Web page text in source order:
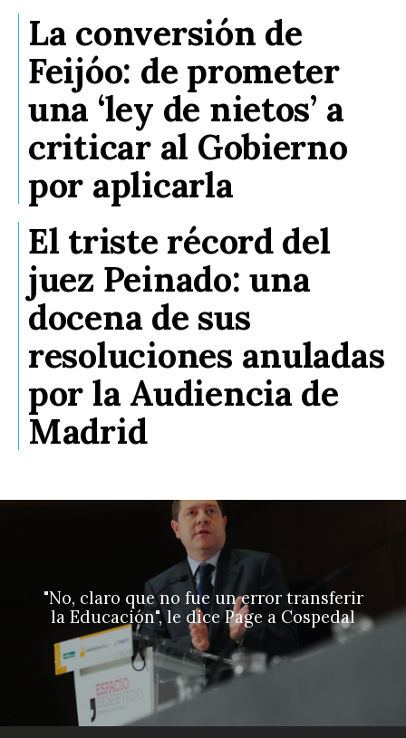
La conversión de
Feijóo: de prometer
una ‘ley de nietos’ a
criticar al Gobierno
por aplicarla
El triste récord del
juez Peinado: una
docena de sus
resoluciones anuladas
por la Audiencia de
Madrid
"No, claro que no fue un error transferir
la Educación", le dice Page a Cospedal